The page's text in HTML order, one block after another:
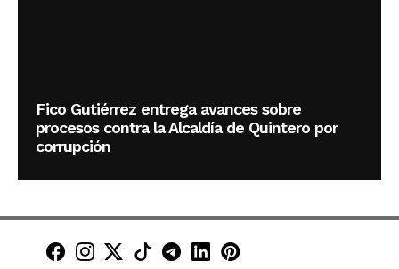
Fico Gutiérrez entrega avances sobre
procesos contra la Alcaldía de Quintero por
corrupción
Minuto30 en Facebook
Minuto30 en Instagram
Minuto30 en X (Twitter)
Minuto30 en TikTok
Canal de Minuto30 en
Minuto30 en LinkedIn
Minuto30 en